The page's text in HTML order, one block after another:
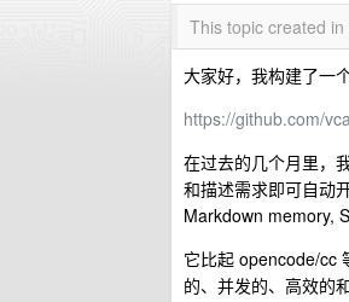
This topic created
大家好，我构建了一
https://github.com/
在过去的几个月里，
和描述需求即可自动
Markdown memory,
它比起 opencode/cc
的、并发的、高效的